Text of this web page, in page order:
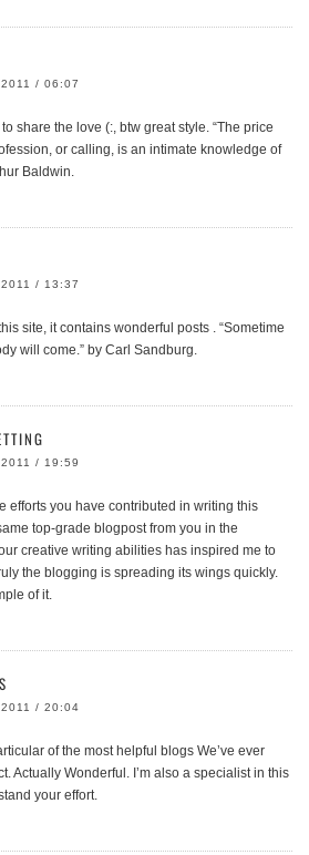
/ 06:07
share the love (:, btw great style. “The price
or calling, is an intimate knowledge of
Baldwin.
/ 13:37
site, it contains wonderful posts . “Sometime
will come.” by Carl Sandburg.
/ 19:59
efforts you have contributed in writing this
top-grade blogpost from you in the
creative writing abilities has inspired me to
the blogging is spreading its wings quickly.
of it.
/ 20:04
of the most helpful blogs We’ve ever
Actually Wonderful. I’m also a specialist in this
your effort.